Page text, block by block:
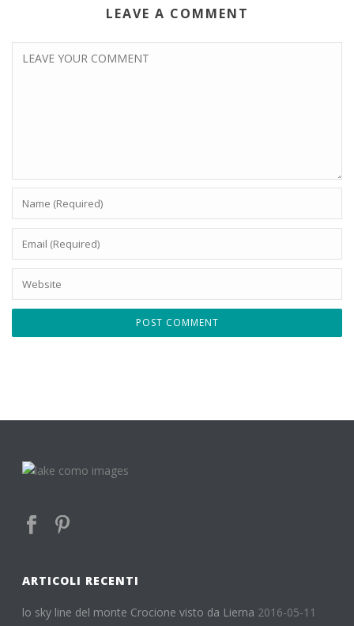
LEAVE A COMMENT
ARTICOLI RECENTI
lo sky line del monte Crocione visto da Lierna 2016-05-11